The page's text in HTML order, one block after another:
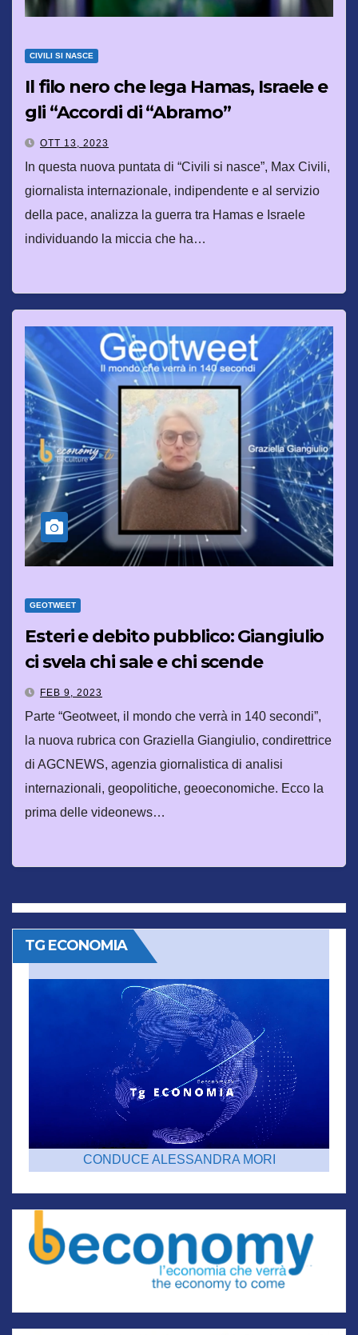
CIVILI SI NASCE
Il filo nero che lega Hamas, Israele e
gli “Accordi di “Abramo”
OTT 13, 2023
In questa nuova puntata di “Civili si nasce”, Max Civili,
giornalista internazionale, indipendente e al servizio
della pace, analizza la guerra tra Hamas e Israele
individuando la miccia che ha…
GEOTWEET
Esteri e debito pubblico: Giangiulio
ci svela chi sale e chi scende
FEB 9, 2023
Parte “Geotweet, il mondo che verrà in 140 secondi”,
la nuova rubrica con Graziella Giangiulio, condirettrice
di AGCNEWS, agenzia giornalistica di analisi
internazionali, geopolitiche, geoeconomiche. Ecco la
prima delle videonews…
TG ECONOMIA
CONDUCE ALESSANDRA MORI